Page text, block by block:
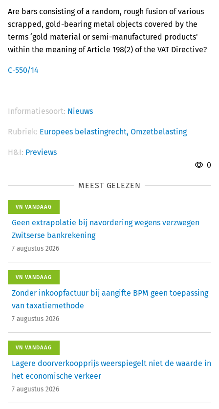
Are bars consisting of a random, rough fusion of various
scrapped, gold-bearing metal objects covered by the
terms ‘gold material or semi-manufactured products'
within the meaning of Article 198(2) of the VAT Directive?
C-550/14
Informatiesoort: Nieuws
Rubriek: Europees belastingrecht, Omzetbelasting
H&I: Previews
0
MEEST GELEZEN
VN VANDAAG
Geen extrapolatie bij navordering wegens verzwegen
Zwitserse bankrekening
7 augustus 2026
VN VANDAAG
Zonder inkoopfactuur bij aangifte BPM geen toepassing
van taxatiemethode
7 augustus 2026
VN VANDAAG
Lagere doorverkoopprijs weerspiegelt niet de waarde in
het economische verkeer
7 augustus 2026